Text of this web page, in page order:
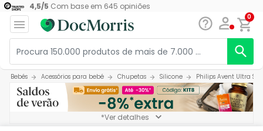
4,5/5 Com base em 645 opiniões
0
Bebés Acessórios para bebé Chupetas Silicone Philips Avent Ultra
*Ver detalhes